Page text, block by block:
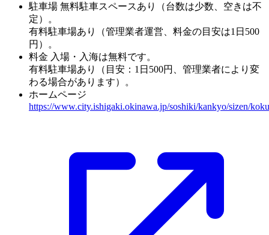
駐車場 無料駐車スペースあり（台数は少数、空きは不
定）。
有料駐車場あり（管理業者運営、料金の目安は1日500
円）。
料金 入場・入海は無料です。
有料駐車場あり（目安：1日500円、管理業者により変
わる場合があります）。
ホームページ
https://www.city.ishigaki.okinawa.jp/soshiki/kankyo/sizen/